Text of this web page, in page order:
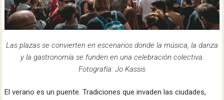
Las plazas se convierten en escenarios donde la música, la danza
y la gastronomía se funden en una celebración colectiva.
Fotografía: Jo Kassis
El verano es un puente. Tradiciones que invaden las ciudades,